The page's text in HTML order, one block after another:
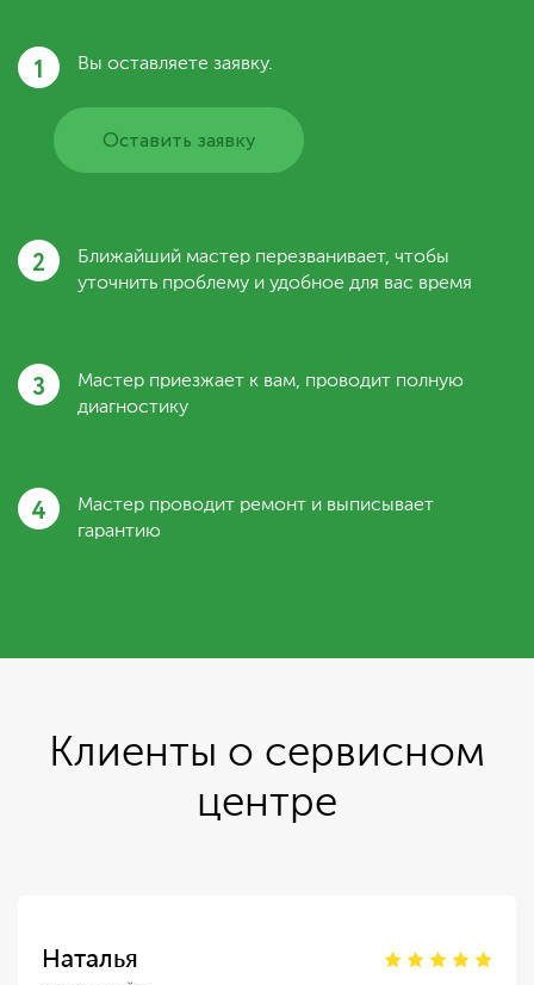
1 Вы оставляете заявку.
Оставить заявку
2
Ближайший мастер перезванивает, чтобы
уточнить проблему и удобное для вас время
3
Мастер приезжает к вам, проводит полную
диагностику
4
Мастер проводит ремонт и выписывает
гарантию
Клиенты о сервисном
центре
Наталья